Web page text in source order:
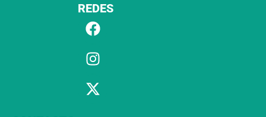
REDES